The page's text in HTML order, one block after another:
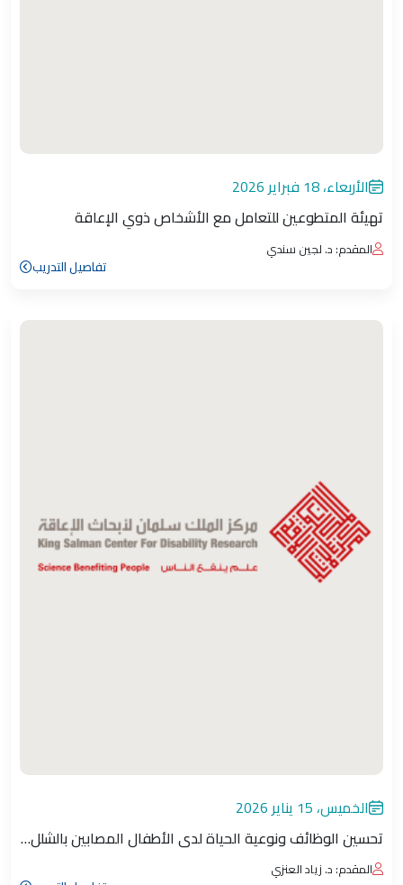
الأربعاء، 18 فبراير 2026
تهيئة المتطوعين للتعامل مع الأشخاص ذوي الإعاقة
المقدم: د. لجين سندي
تفاصيل التدريب
الخميس، 15 يناير 2026
تحسين الوظائف ونوعية الحياة لدى الأطفال المصابين بالشلل…
المقدم: د. زياد العنزي